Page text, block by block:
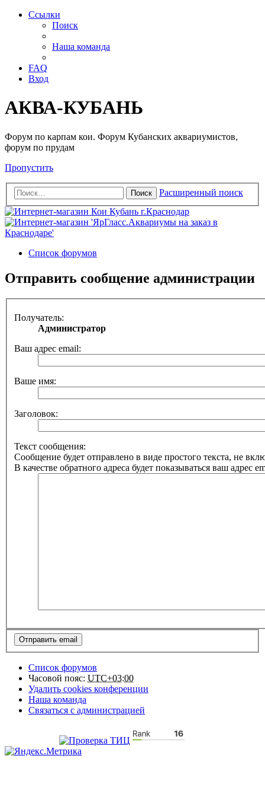
Ссылки
Поиск
Наша команда
FAQ
Вход
АКВА-КУБАНЬ
Форум по карпам кои. Форум Кубанских аквариумистов,
форум по прудам
Пропустить
Поиск Расширенный поиск
Список форумов
Отправить сообщение администрации
Получатель:
Администратор
Ваш адрес email:
Ваше имя:
Заголовок:
Текст сообщения:
Сообщение будет отправлено в виде простого текста, не
В качестве обратного адреса будет показываться ваш адрес
Список форумов
Часовой пояс: UTC+03:00
Удалить cookies конференции
Наша команда
Связаться с администрацией